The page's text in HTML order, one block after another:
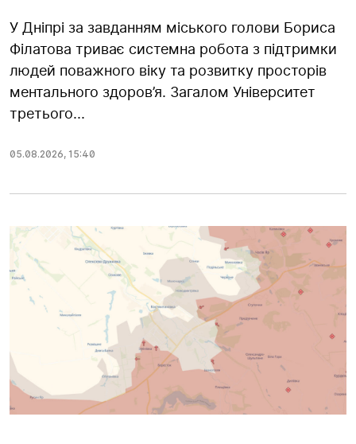
У Дніпрі за завданням міського голови Бориса
Філатова триває системна робота з підтримки
людей поважного віку та розвитку просторів
ментального здоров’я. Загалом Університет
третього...
05.08.2026, 15:40